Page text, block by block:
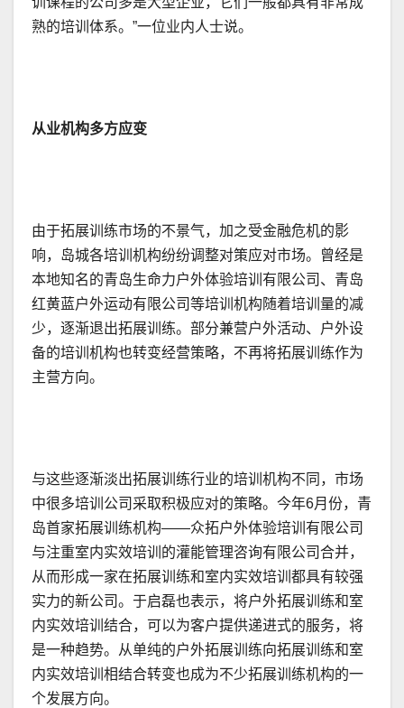
熟的培训体系。”一位业内人士说。
从业机构多方应变
由于拓展训练市场的不景气，加之受金融危机的影
响，岛城各培训机构纷纷调整对策应对市场。曾经是
本地知名的青岛生命力户外体验培训有限公司、青岛
红黄蓝户外运动有限公司等培训机构随着培训量的减
少，逐渐退出拓展训练。部分兼营户外活动、户外设
备的培训机构也转变经营策略，不再将拓展训练作为
主营方向。
与这些逐渐淡出拓展训练行业的培训机构不同，市场
中很多培训公司采取积极应对的策略。今年6月份，青
岛首家拓展训练机构——众拓户外体验培训有限公司
与注重室内实效培训的灌能管理咨询有限公司合并，
从而形成一家在拓展训练和室内实效培训都具有较强
实力的新公司。于启磊也表示，将户外拓展训练和室
内实效培训结合，可以为客户提供递进式的服务，将
是一种趋势。从单纯的户外拓展训练向拓展训练和室
内实效培训相结合转变也成为不少拓展训练机构的一
个发展方向。